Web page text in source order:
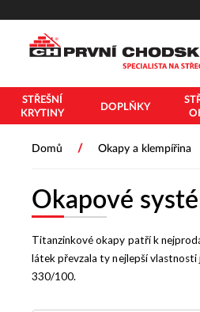
STŘEŠNÍ
KRYTINY
DOPLŇKY
Domů / Okapy a klempířina
Okapové
Titanzinkové okapy patří k
látek převzala ty nejlepší
330/100.